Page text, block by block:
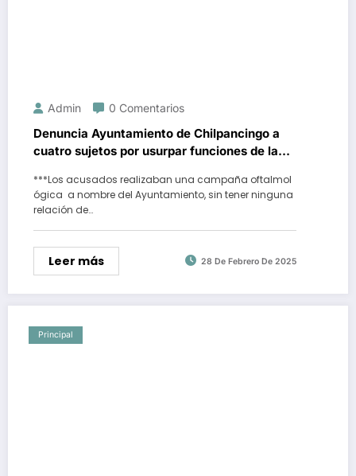
Admin 0 Comentarios
Denuncia Ayuntamiento de Chilpancingo a
cuatro sujetos por usurpar funciones de la
***Los acusados realizaban una campaña oftalmol
ógica a nombre del Ayuntamiento, sin tener ninguna
relación de…
Leer más 28 De Febrero De 2025
Principal